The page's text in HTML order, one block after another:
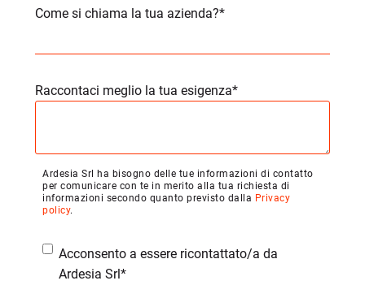
Come si chiama la tua azienda?*
Raccontaci meglio la tua esigenza*
Ardesia Srl ha bisogno delle tue informazioni di contatto
per comunicare con te in merito alla tua richiesta di
informazioni secondo quanto previsto dalla Privacy
policy.
Acconsento a essere ricontattato/a da
Ardesia Srl*